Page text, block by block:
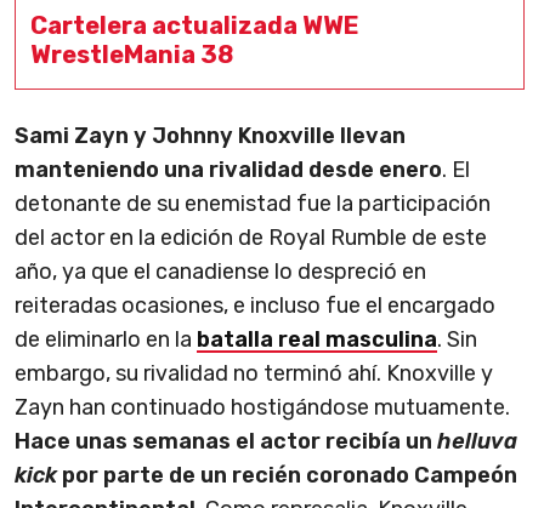
Cartelera actualizada WWE
WrestleMania 38
Sami Zayn y Johnny Knoxville llevan
manteniendo una rivalidad desde enero. El
detonante de su enemistad fue la participación
del actor en la edición de Royal Rumble de este
año, ya que el canadiense lo despreció en
reiteradas ocasiones, e incluso fue el encargado
de eliminarlo en la batalla real masculina. Sin
embargo, su rivalidad no terminó ahí. Knoxville y
Zayn han continuado hostigándose mutuamente.
Hace unas semanas el actor recibía un helluva
kickpor parte de un recién coronado Campeón